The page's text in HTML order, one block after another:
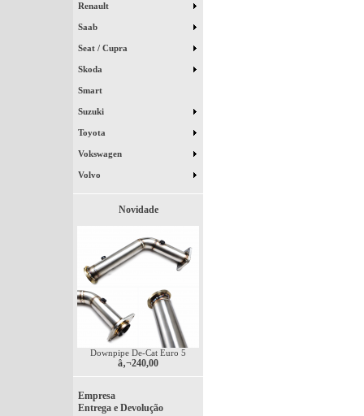
Renault
Saab
Seat / Cupra
Skoda
Smart
Suzuki
Toyota
Vokswagen
Volvo
Novidade
Downpipe De-Cat Euro 5
â‚¬240,00
Empresa
Entrega e Devolução